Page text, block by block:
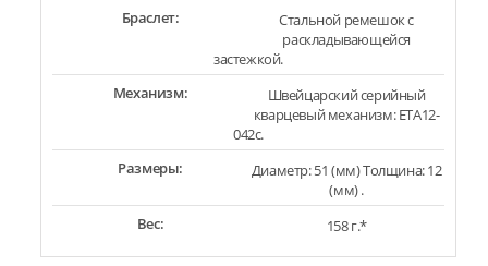
Браслет:
Стальной ремешок с
раскладывающейся
застежкой.
Механизм:
Швейцарский серийный
кварцевый механизм: ETA12-
042c.
Размеры:
Диаметр: 51 (мм) Толщина: 12
(мм) .
Вес:
158 г.*